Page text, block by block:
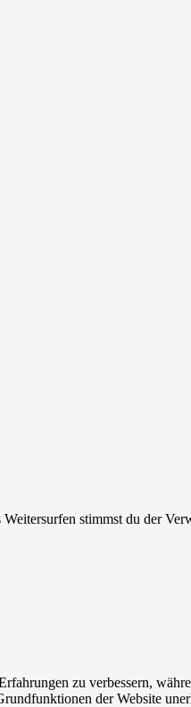
stimmst du der
zu verbessern,
der Website